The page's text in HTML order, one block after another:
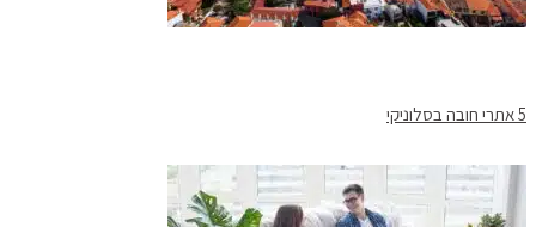
5 אתרי חובה בסלוניקי